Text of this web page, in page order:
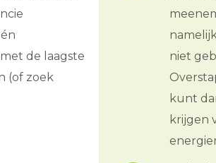
de laagste
(of zoek
niet
kunt
krijgen